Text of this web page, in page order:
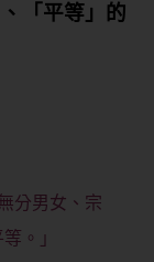
「平等」的
分男女、宗
。」